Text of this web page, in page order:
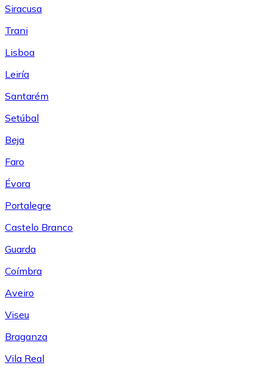
Siracusa
Trani
Lisboa
Leiría
Santarém
Setúbal
Beja
Faro
Évora
Portalegre
Castelo Branco
Guarda
Coímbra
Aveiro
Viseu
Braganza
Vila Real